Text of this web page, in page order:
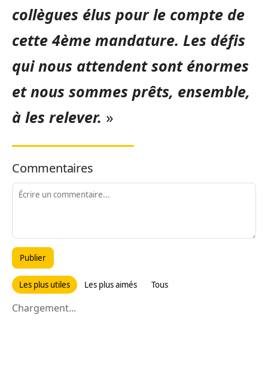
collègues élus pour le compte de
cette 4ème mandature. Les défis
qui nous attendent sont énormes
et nous sommes prêts, ensemble,
à les relever. »
Commentaires
Publier
Les plus utiles Les plus aimés Tous
Chargement...